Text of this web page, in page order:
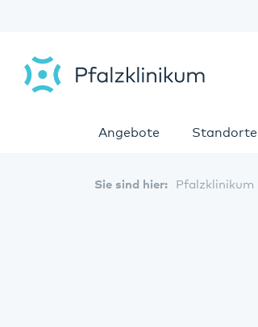
Angebote Standorte
Sie sind hier: Pfalzklinikum